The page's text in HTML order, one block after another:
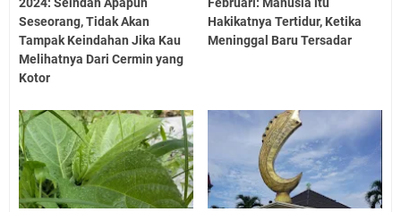
Seseorang, Tidak Akan
Tampak Keindahan Jika Kau
Melihatnya Dari Cermin yang
Kotor
Hakikatnya Tertidur, Ketika
Meninggal Baru Tersadar